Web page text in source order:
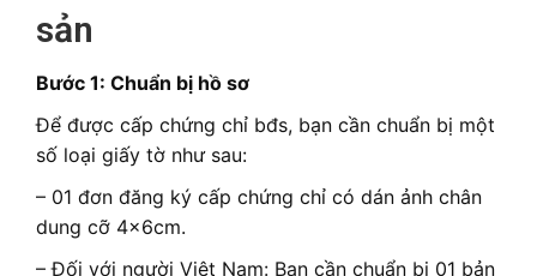
sản
Bước 1: Chuẩn bị hồ sơ
Để được cấp chứng chỉ bđs, bạn cần chuẩn bị một
số loại giấy tờ như sau:
– 01 đơn đăng ký cấp chứng chỉ có dán ảnh chân
dung cỡ 4x6cm.
– Đối với người Việt Nam: Bạn cần chuẩn bị 01 bản